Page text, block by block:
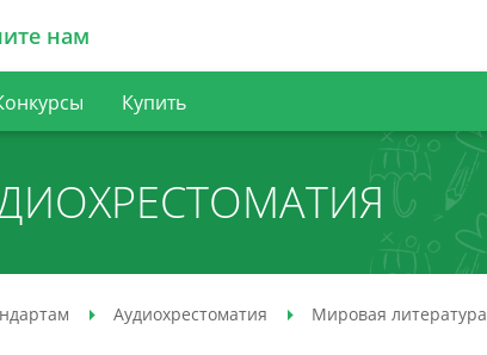
нам
Купить
Аудио­хрестоматия Мировая литература